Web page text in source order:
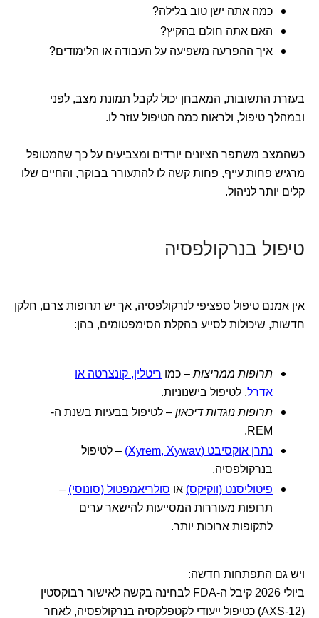
כמה אתה ישן טוב בלילה?
האם אתה חולם בהקיץ?
איך ההפרעה משפיעה על העבודה או הלימודים?
בעזרת התשובות, המאבחן יכול לקבל תמונת מצב, לפני
ובמהלך טיפול, ולראות כמה הטיפול עוזר לו.
כשהמצב משתפר הציונים יורדים ומצביעים על כך שהמטופל
מרגיש פחות עייף, פחות קשה לו להתעורר בבוקר, והחיים שלו
קלים יותר לניהול.
טיפול בנרקולפסיה
אין אמנם טיפול ספציפי לנרקולפסיה, אך יש תרופות צרם, חלקן
חדשות, שיכולות לסייע בהקלת הסימפטומים, בהן:
תרופות ממריצות – כמו ריטלין, קונצרטה או
אדרל, לטיפול בישנוניות.
תרופות נוגדות דיכאון – לטיפול בבעיות בשנת ה-
REM.
נתרן אוקסיבט (Xyrem, Xywav)
– לטיפול
בנרקולפסיה.
פיטוליסנט (ווקיקס) או סולריאמפטול (סונוסי) –
תרופות מעוררות המסייעות להישאר ערים
לתקופות ארוכות יותר.
ויש גם התפתחות חדשה:
ביולי 2026 קיבל ה-FDA לבחינה בקשה לאישור רבוקסטין
(AXS-12) כטיפול ייעודי לקטפלקסיה בנרקולפסיה, לאחר